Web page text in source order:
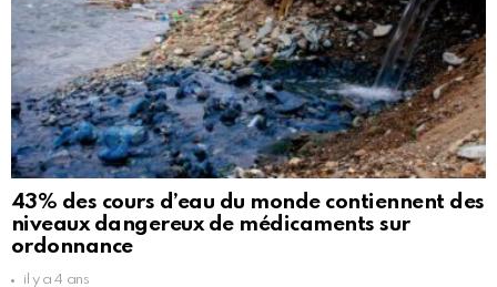
43% des cours d’eau du monde contiennent des
niveaux dangereux de médicaments sur
ordonnance
il y a 4 ans